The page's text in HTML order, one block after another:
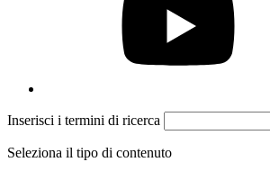
Inserisci i termini di ricerca
Seleziona il tipo di contenuto